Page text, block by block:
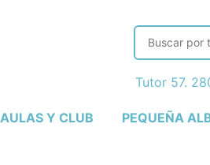
AULAS Y CLUB PEQUEÑA
Tutor 57.